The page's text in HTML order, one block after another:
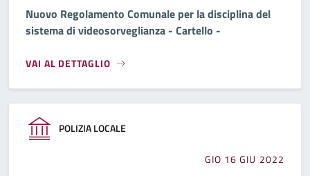
Nuovo Regolamento Comunale per la disciplina del
sistema di videosorveglianza - Cartello -
VAI AL DETTAGLIO
POLIZIA LOCALE
GIO 16 GIU 2022